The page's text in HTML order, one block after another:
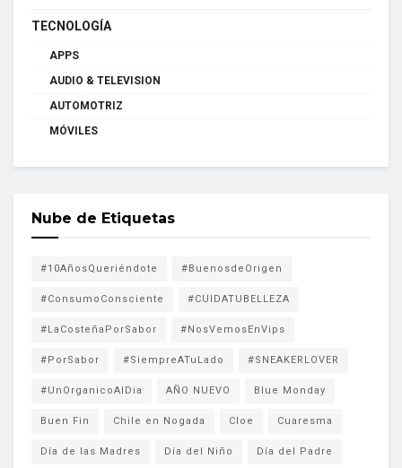
TECNOLOGÍA
APPS
AUDIO & TELEVISION
AUTOMOTRIZ
MÓVILES
Nube de Etiquetas
#10AñosQueriéndote #BuenosdeOrigen
#ConsumoConsciente #CUIDATUBELLEZA
#LaCosteñaPorSabor #NosVemosEnVips
#PorSabor #SiempreATuLado #SNEAKERLOVER
#UnOrganicoAlDia AÑO NUEVO Blue Monday
Buen Fin Chile en Nogada Cloe Cuaresma
Día de las Madres Día del Niño Día del Padre